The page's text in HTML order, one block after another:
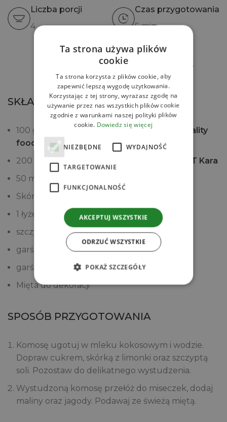
Liczba porcji
4
Czas przygotowania
5 min
Drukuj przepis
SKŁADNIKI
100 g
Quinoi komosy ryżowej białej QF Quality
food
200 ml
Mleczka kokosowego light 11% UHT Kara
50 ml wody
Skórka z 1 limonki
1 łyżeczka cukru
szczypta soli
garść jagód
garść malin
Mięta do dekoracji
SPOSÓB PRZYGOTOWANIA
Komosę ugotuj w mleku kokosowym i wodzie.
Dopraw cukrem, skórką z limonki oraz szczyptą
soli. Pozostaw do delikatnego wystudzenia.
Wystudzoną komosę przełóż do miseczek, dodaj
maliny oraz jagody. Podawaj ze świeżą miętą.
Ta strona używa plików
cookie
Ta strona korzysta z plików cookie, aby
zapewnić lepszą wygodę użytkowania.
Korzystając z tej strony, wyrażasz zgodę na
używanie przez nas wszystkich plików cookie
zgodnie z warunkami naszej polityki plików
cookie. Dowiedz się więcej
NIEZBĘDNE WYDAJNOŚĆ
TARGETOWANIE
FUNKCJONALNOŚĆ
AKCEPTUJ WSZYSTKIE
ODRZUĆ WSZYSTKIE
POKAŻ SZCZEGÓŁY